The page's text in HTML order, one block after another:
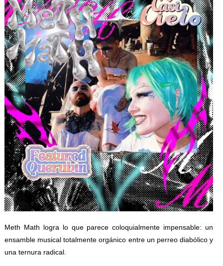
Meth Math logra lo que parece coloquialmente impensable: un
ensamble musical totalmente orgánico entre un perreo diabólico y
una ternura radical.